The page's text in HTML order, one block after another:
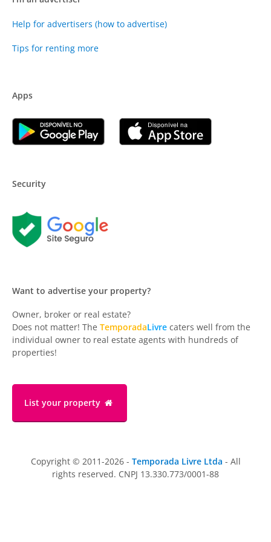
Help for advertisers (how to advertise)
Tips for renting more
Apps
Security
Want to advertise your property?
Owner, broker or real estate?
Does not matter! The TemporadaLivre caters well from the
individual owner to real estate agents with hundreds of
properties!
List your property
Copyright © 2011-2026 - Temporada Livre Ltda - All
rights reserved. CNPJ 13.330.773/0001-88